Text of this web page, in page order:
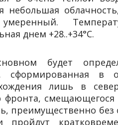
небольшая
днем +28..+34°С.
будет
сформированная в
лишь в
фронта,
преимущественно без